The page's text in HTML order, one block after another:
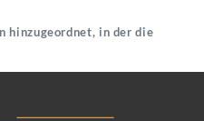
hinzugeordnet, in der die